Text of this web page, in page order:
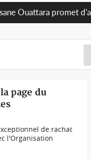
ivoirien et veut
page du
de rachat
l'Organisation